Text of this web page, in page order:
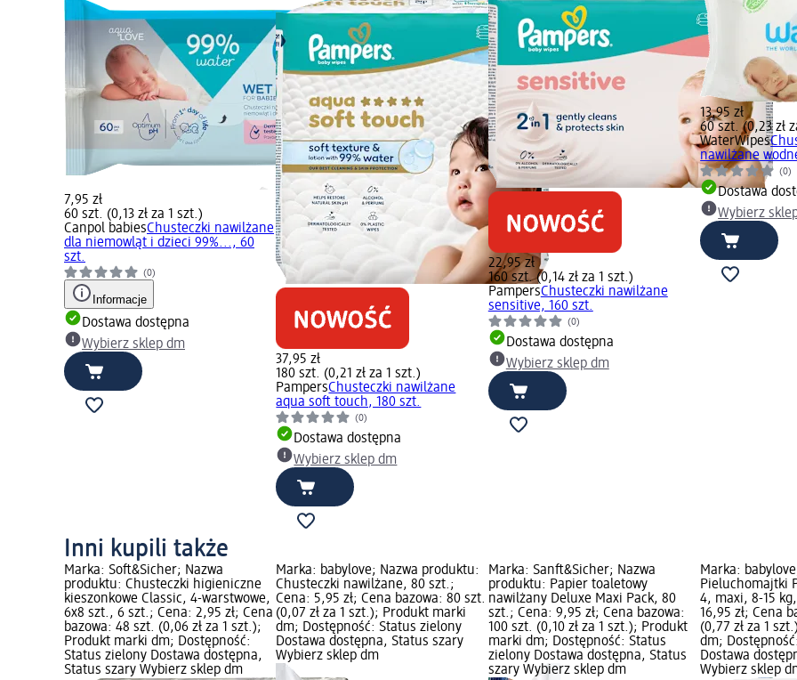
7,95 zł
60 szt. (0,13 zł za 1 szt.)
Canpol babiesChusteczki nawilżane
dla niemowląt i dzieci 99%..., 60
szt.
(0)
Informacje
Dostawa dostępna
Wybierz sklep dm
37,95 zł
180 szt. (0,21 zł za 1 szt.)
PampersChusteczki nawilżane
aqua soft touch, 180 szt.
(0)
Dostawa dostępna
Wybierz sklep dm
22,95 zł
160 szt. (0,14 zł za 1 szt.)
PampersChusteczki nawilżane
sensitive, 160 szt.
(0)
Dostawa dostępna
Wybierz sklep dm
13,95 zł
60 szt. (0,23 zł
WaterWipes
nawilżane
(0)
Dostawa
Wybierz
Inni kupili także
Marka: Soft&Sicher; Nazwa
produktu: Chusteczki higieniczne
kieszonkowe Classic, 4-warstwowe,
6x8 szt., 6 szt.; Cena: 2,95 zł; Cena
bazowa: 48 szt. (0,06 zł za 1 szt.);
Produkt marki dm; Dostępność:
Status zielony Dostawa dostępna,
Status szary Wybierz sklep dm
Marka: babylove; Nazwa produktu:
Chusteczki nawilżane, 80 szt.;
Cena: 5,95 zł; Cena bazowa: 80 szt.
(0,07 zł za 1 szt.); Produkt marki
dm; Dostępność: Status zielony
Dostawa dostępna, Status szary
Wybierz sklep dm
Marka: Sanft&Sicher; Nazwa
produktu: Papier toaletowy
nawilżany Deluxe Maxi Pack, 80
szt.; Cena: 9,95 zł; Cena bazowa:
100 szt. (0,10 zł za 1 szt.); Produkt
marki dm; Dostępność: Status
zielony Dostawa dostępna, Status
szary Wybierz sklep dm
Marka:
Pieluchomajtki
4, maxi, 8-15
16,95 zł; Cena
(0,77 zł za 1
dm;
Dostawa
Wybierz sklep